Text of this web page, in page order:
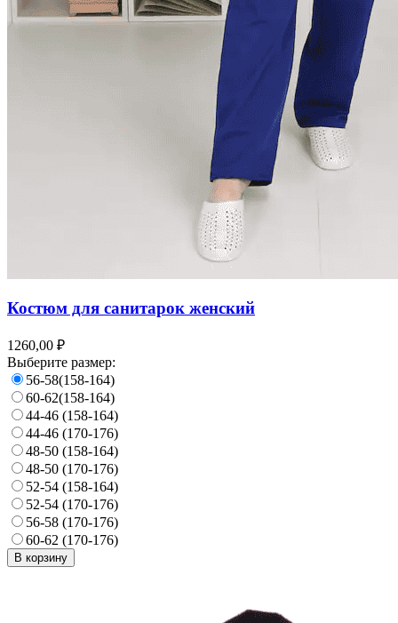
Костюм для санитарок женский
1260,00 ₽
Выберите размер:
56-58(158-164)
60-62(158-164)
44-46 (158-164)
44-46 (170-176)
48-50 (158-164)
48-50 (170-176)
52-54 (158-164)
52-54 (170-176)
56-58 (170-176)
60-62 (170-176)
В корзину